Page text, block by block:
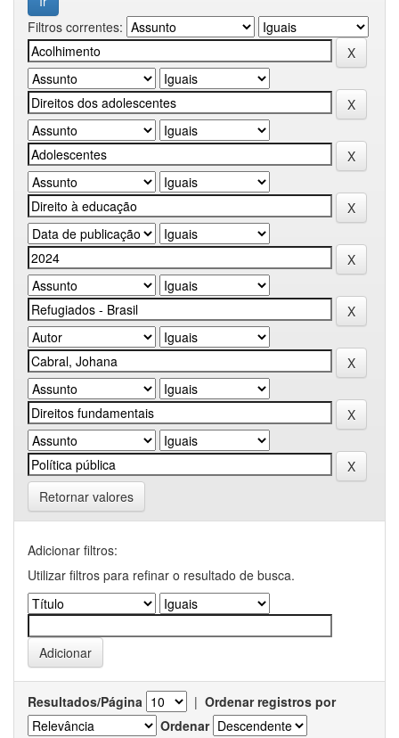
Filtros correntes:
Retornar valores
Adicionar filtros:
Utilizar filtros para refinar o resultado de busca.
Resultados/Página | Ordenar registros por
Ordenar